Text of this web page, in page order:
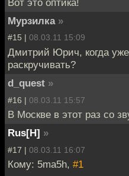
Вот это оптика!
Мурзилка »
#15 | 08.03.11 15:09
Дмитрий Юрич, когда
раскручивать?
d_quest »
#16 | 08.03.11 15:57
В Москве в этот раз со
Rus[H] »
#17 | 08.03.11 16:07
Кому: 5ma5h, #1